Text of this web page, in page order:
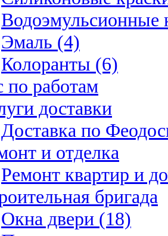
Водоэмульсионные
Эмаль (4)
Колоранты (6)
по работам
доставки
Доставка по
и отделка
Ремонт квартир и
бригада
Окна двери (18)